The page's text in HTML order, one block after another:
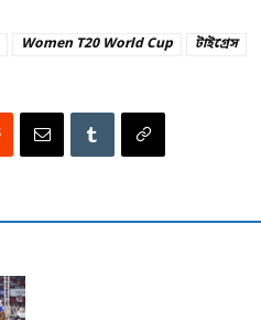
Women T20 World Cup
টাইগ্রেস